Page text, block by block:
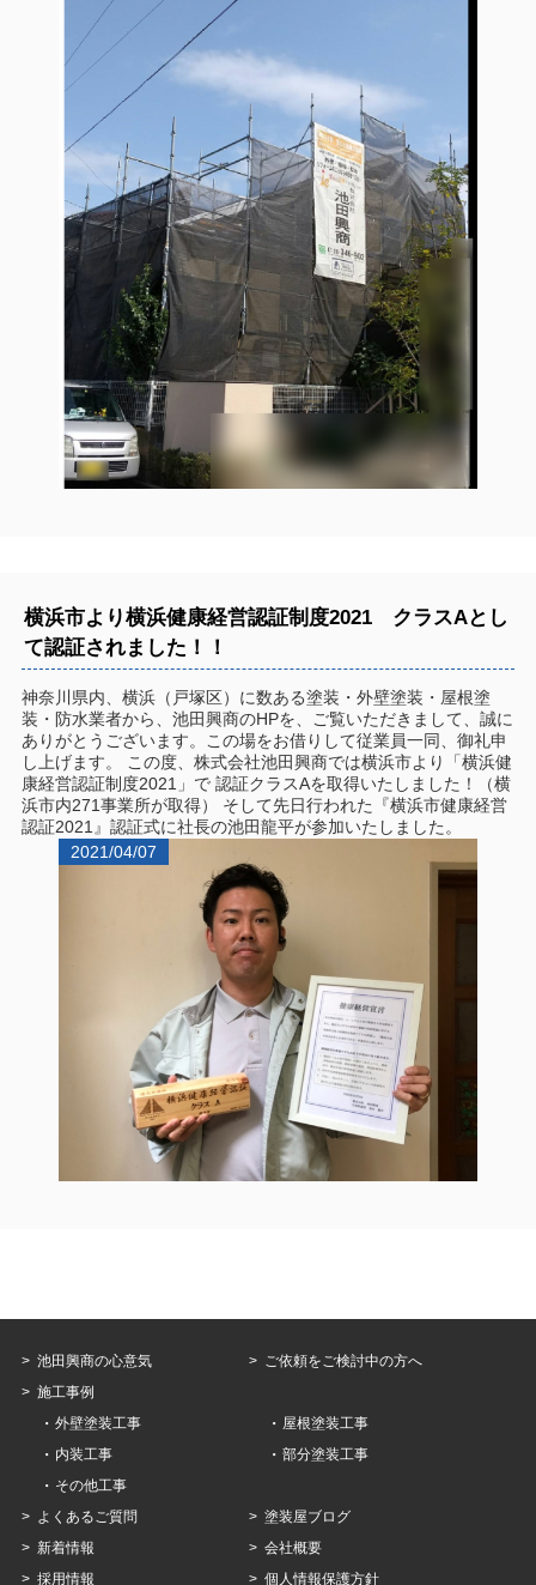
2021/04/07
横浜市より横浜健康経営認証制度2021 クラスAとし
て認証されました！！
神奈川県内、横浜（戸塚区）に数ある塗装・外壁塗装・屋根塗
装・防水業者から、池田興商のHPを、ご覧いただきまして、誠に
ありがとうございます。この場をお借りして従業員一同、御礼申
し上げます。 この度、株式会社池田興商では横浜市より「横浜健
康経営認証制度2021」で 認証クラスAを取得いたしました！（横
浜市内271事業所が取得） そして先日行われた『横浜市健康経営
認証2021』認証式に社長の池田龍平が参加いたしました。
池田興商の心意気
ご依頼をご検討中の方へ
施工事例
外壁塗装工事
屋根塗装工事
内装工事
部分塗装工事
その他工事
よくあるご質問
塗装屋ブログ
新着情報
会社概要
採用情報
個人情報保護方針